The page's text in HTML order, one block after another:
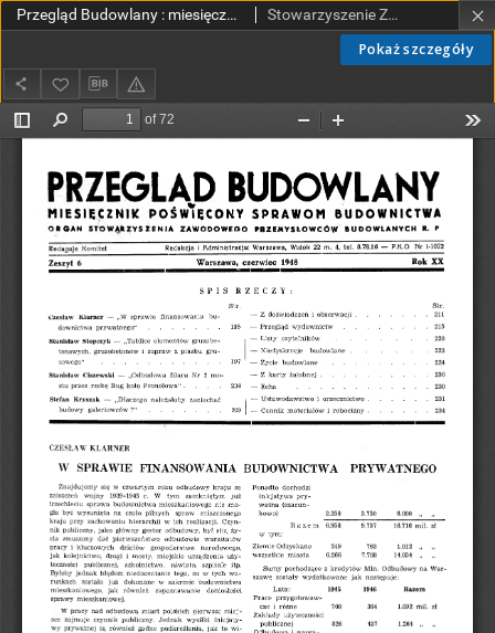
Pokaż szczegóły
Przegląd Budowlany : miesięcznik poświęcony sprawom budownictwa : organ Stowarzyszenia Zawodowego Przemysłowców Budowlanych R. P. R. 20 nr 6 (1948) Stowarzyszenie Zawodowe Przemysłowców Budowlanych Rzeczypospolitej Polskiej.